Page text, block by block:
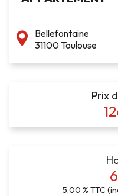
Bellefontaine
31100 Toulouse
Prix
5,00 % TTC